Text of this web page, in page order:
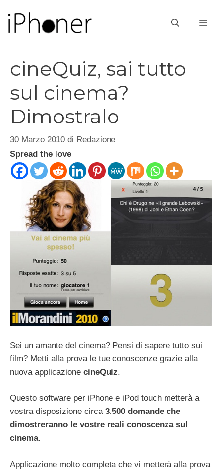
contenuto
cineQuiz, sai tutto
sul cinema?
Dimostralo
30 Marzo 2010 di Redazione
Spread the love
Sei un amante del cinema? Pensi di sapere tutto sui
film? Metti alla prova le tue conoscenze grazie alla
nuova applicazione cineQuiz.
Questo software per iPhone e iPod touch metterà a
vostra disposizione circa 3.500 domande che
dimostreranno le vostre reali conoscenza sul
cinema.
Applicazione molto completa che vi metterà alla prova